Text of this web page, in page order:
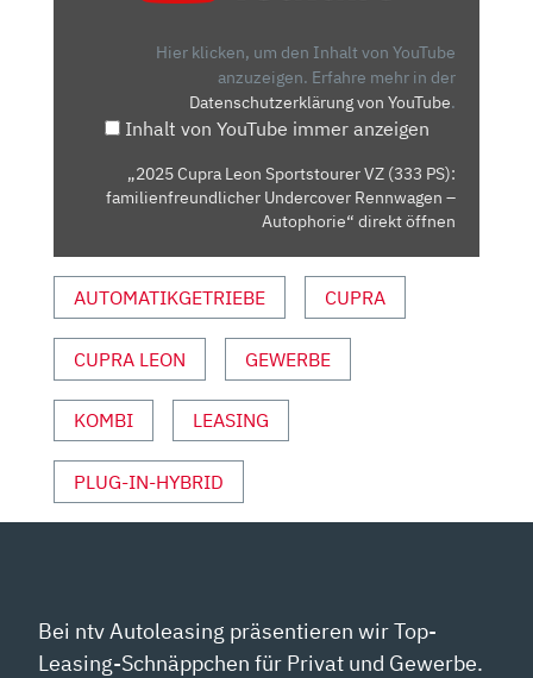
FAMILIENFREUNDLICHER
UNDERCOVER
RENNWAGEN
VON
YOUTUBE
ANZEIGEN
Hier klicken, um den Inhalt von YouTube
anzuzeigen. Erfahre mehr in der
Datenschutzerklärung von YouTube.
Inhalt von YouTube immer anzeigen
„2025 Cupra Leon Sportstourer VZ (333 PS):
familienfreundlicher Undercover Rennwagen –
Autophorie“ direkt öffnen
AUTOMATIKGETRIEBE CUPRA
CUPRA LEON GEWERBE
KOMBI LEASING
PLUG-IN-HYBRID
Bei ntv Autoleasing präsentieren wir Top-
Leasing-Schnäppchen für Privat und Gewerbe.